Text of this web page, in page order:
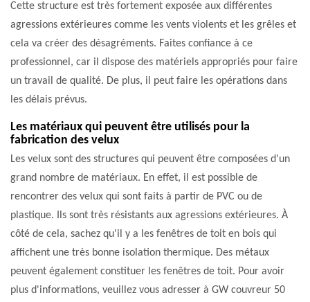
Cette structure est très fortement exposée aux différentes
agressions extérieures comme les vents violents et les grêles et
cela va créer des désagréments. Faites confiance à ce
professionnel, car il dispose des matériels appropriés pour faire
un travail de qualité. De plus, il peut faire les opérations dans
les délais prévus.
Les matériaux qui peuvent être utilisés pour la
fabrication des velux
Les velux sont des structures qui peuvent être composées d'un
grand nombre de matériaux. En effet, il est possible de
rencontrer des velux qui sont faits à partir de PVC ou de
plastique. Ils sont très résistants aux agressions extérieures. À
côté de cela, sachez qu'il y a les fenêtres de toit en bois qui
affichent une très bonne isolation thermique. Des métaux
peuvent également constituer les fenêtres de toit. Pour avoir
plus d'informations, veuillez vous adresser à GW couvreur 50